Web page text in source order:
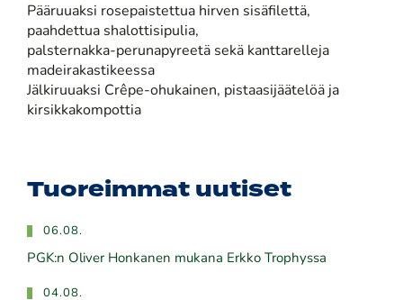
Pääruuaksi rosepaistettua hirven sisäfilettä,
paahdettua shalottisipulia,
palsternakka-perunapyreetä sekä kanttarelleja
madeirakastikeessa
Jälkiruuaksi Crêpe-ohukainen, pistaasijäätelöä ja
kirsikkakompottia
Tuoreimmat uutiset
06.08.
PGK:n Oliver Honkanen mukana Erkko Trophyssa
04.08.